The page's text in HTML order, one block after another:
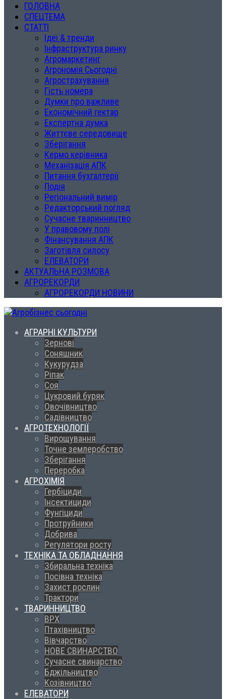
ГОЛОВНА
СПЕЦТЕМА
СТАТТІ
Ідеї & тренди
Інфраструктура ринку
Агромаркетинг
Агрономія Сьогодні
Агрострахування
Гість номера
Думки про важливе
Економічний гектар
Експертна думка
Життєве середовище
Зберігання
Кермо керівника
Механізація АПК
Питання бухгалтерії
Подія
Регіональний вимір
Редакторський погляд
Сучасне тваринництво
У правовому полі
Фінансування АПК
Заготівля силосу
ЕЛЕВАТОРИ
АКТУАЛЬНА РОЗМОВА
АГРОРЕКОРДИ
АГРОРЕКОРДИ НОВИНИ
АГРАРНІ КУЛЬТУРИ
Зернові
Соняшник
Кукурудза
Ріпак
Соя
Цукровий буряк
Овочівництво
Садівництво
АГРОТЕХНОЛОГІЇ
Вирощування
Точне землеробство
Зберігання
Переробка
АГРОХІМІЯ
Гербіциди
Інсектициди
Фунгіциди
Протруйники
Добрива
Регулятори росту
ТЕХНІКА ТА ОБЛАДНАННЯ
Збиральна техніка
Посівна техніка
Захист рослин
Трактори
ТВАРИННИЦТВО
ВРХ
Птахівництво
Вівчарство
НОВЕ СВИНАРСТВО
Сучасне свинарство
Бджільництво
Козівництво
ЕЛЕВАТОРИ